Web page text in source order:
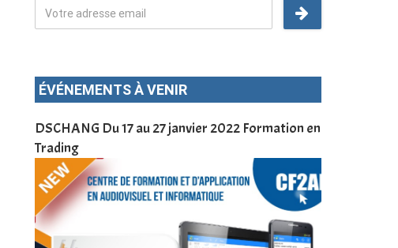
ÉVÉNEMENTS À VENIR
DSCHANG Du 17 au 27 janvier 2022 Formation en
Trading
Cameroun